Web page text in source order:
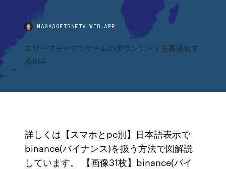
MAGASOFTSNFTV.WEB.APP
スリープモードでゲームのダウンロードを高速化す
るps4
詳しくは【スマホとpc別】日本語表示で
binance(バイナンス)を扱う方法で図解説
しています。 【画像31枚】binance(バイ